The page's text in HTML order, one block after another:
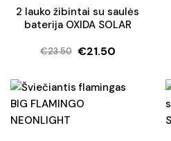
2 lauko žibintai su saulės
baterija OXIDA SOLAR
€23.50
Original
was:
€23.50.
€21.50
Current
is:
€21.50.